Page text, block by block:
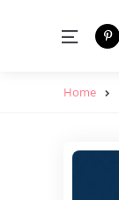
Menu
Home